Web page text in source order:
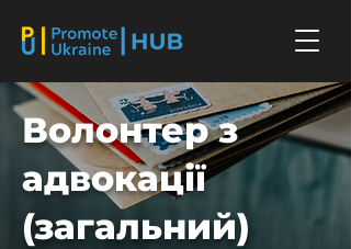
Волонтер з
адвокації
(загальний)